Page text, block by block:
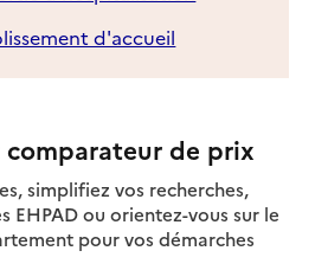
d'accueil
de prix
simplifiez vos recherches,
EHPAD ou orientez-vous sur le
pour vos démarches